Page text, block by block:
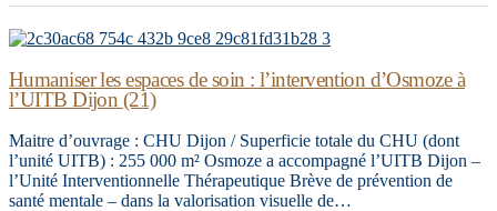
Humaniser les espaces de soin : l’intervention d’Osmoze à
l’UITB Dijon (21)
Maitre d’ouvrage : CHU Dijon / Superficie totale du CHU (dont
l’unité UITB) : 255 000 m² Osmoze a accompagné l’UITB Dijon –
l’Unité Interventionnelle Thérapeutique Brève de prévention de
santé mentale – dans la valorisation visuelle de…